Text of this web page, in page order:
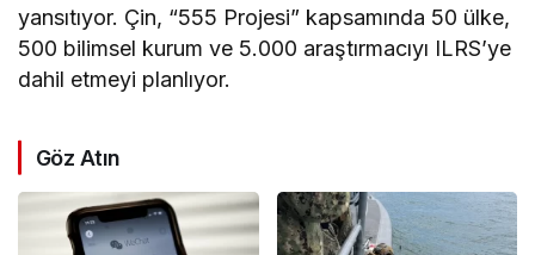
yansıtıyor. Çin, “555 Projesi” kapsamında 50 ülke,
500 bilimsel kurum ve 5.000 araştırmacıyı ILRS’ye
dahil etmeyi planlıyor.
Göz Atın